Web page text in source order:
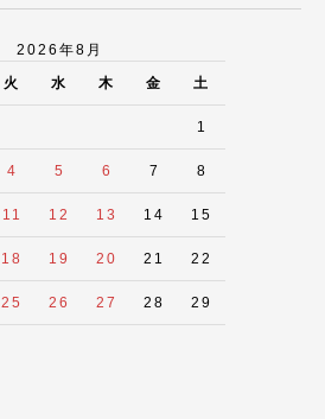
2026年8月
火 水 木 金 土
1
4 5 6 7 8
11 12 13 14 15
18 19 20 21 22
25 26 27 28 29